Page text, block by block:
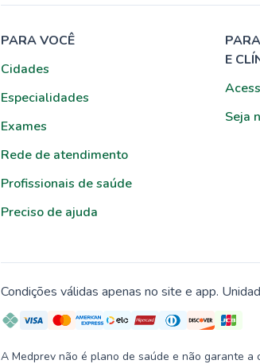
PARA VOCÊ
Cidades
Especialidades
Exames
Rede de atendimento
Profissionais de saúde
Preciso de ajuda
E
Seja
Condições válidas apenas no site e app.
A Medprev não é plano de saúde e não garante